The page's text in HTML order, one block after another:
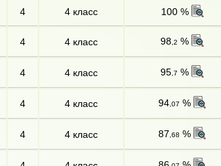
4 4 класс 100 %
4 4 класс 98 ,2 %
4 4 класс 95 ,7 %
4 4 класс 94 ,07 %
4 4 класс 87 ,68 %